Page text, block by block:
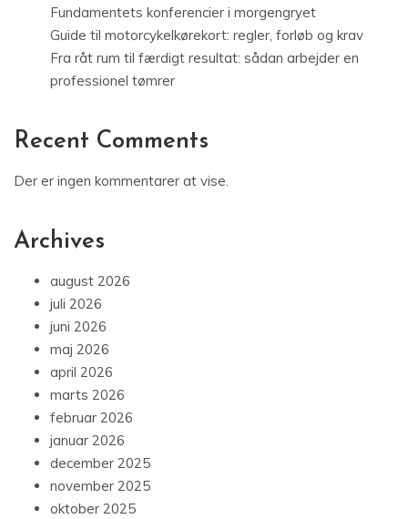
Fundamentets konferencier i morgengryet
Guide til motorcykelkørekort: regler, forløb og krav
Fra råt rum til færdigt resultat: sådan arbejder en
professionel tømrer
Recent Comments
Der er ingen kommentarer at vise.
Archives
august 2026
juli 2026
juni 2026
maj 2026
april 2026
marts 2026
februar 2026
januar 2026
december 2025
november 2025
oktober 2025